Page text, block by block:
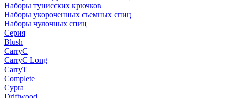
Наборы тунисских крючков
Наборы укороченных съемных спиц
Наборы чулочных спиц
Серия
Blush
CarryC
CarryC Long
CarryT
Complete
Cypra